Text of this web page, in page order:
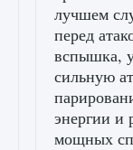
лучшем
перед
вспышка,
сильную
энергии и
мощных